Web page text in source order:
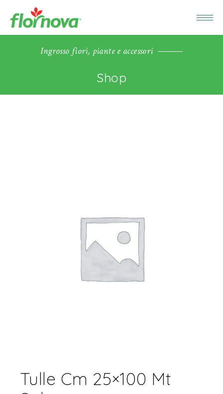
Ingrosso fiori, piante e accessori
Shop
Tulle Cm 25×100 Mt